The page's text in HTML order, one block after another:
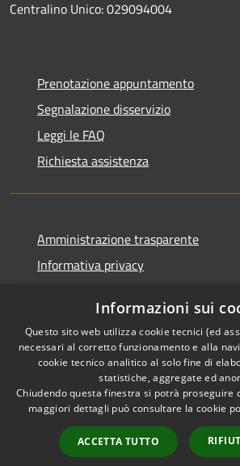
Centralino Unico: 029094004
Prenotazione appuntamento
Segnalazione disservizio
Leggi le FAQ
Richiesta assistenza
Amministrazione trasparente
Informativa privacy
Dichiarazione di accessibilità
RSS
Accessibilità
Vaprio
Informazioni sui
Questo sito web utilizza cookie tecnici (ed
necessari al corretto funzionamento e alla
cookie tecnico analitico al solo fine di
statistiche, aggregate ed
Chiudendo questa finestra si potrà proseguire
maggiori dettagli può consultare la cookie
ACCETTA TUTTO